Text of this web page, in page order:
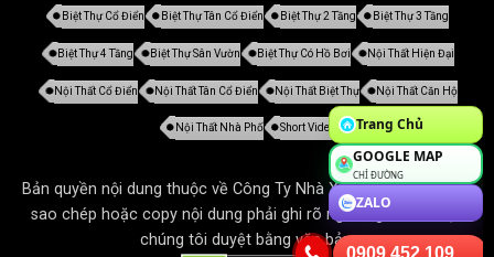
Biệt Thự Cổ Điển Biệt Thự Tân Cổ Điển Biệt Thự 2 Tầng Biệt Thự 3 Tầng
Biệt Thự 4 Tầng Biệt Thự Sân Vườn Biệt Thự Có Hồ Bơi Nội Thất Hiện Đại
Nội Thất Cổ Điển Nội Thất Tân Cổ Điển Nội Thất Biệt Thự Nội Thất Căn Hộ
Nội Thất Nhà Phố Short Video
Bản quyền nội dung thuộc về Công Ty Nhà Xinh. Tất cả mọi thứ
sao chép hoặc copy nội dung phải ghi rõ nguồn gốc và được
chúng tôi duyệt bằng văn bản.
Trang Chủ
GOOGLE MAP
CHỈ ĐƯỜNG
ZALO
0909 452 109